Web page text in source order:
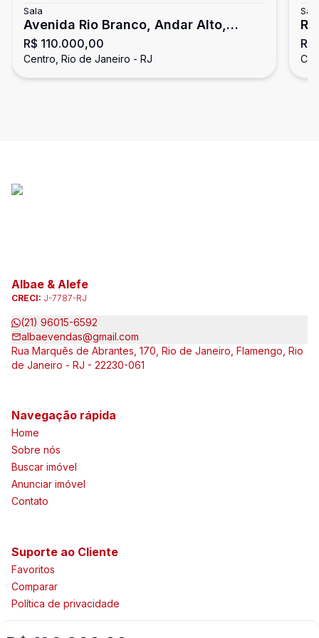
Sala
Avenida Rio Branco, Andar Alto,
Reformado Carioca
R$ 110.000,00
Centro, Rio de Janeiro - RJ
Sala
Albae & Alefe
CRECI: J-7787-RJ
(21) 96015-6592
albaevendas@gmail.com
Rua Marquês de Abrantes, 170, Rio de Janeiro, Flamengo, Rio
de Janeiro - RJ - 22230-061
Navegação rápida
Home
Sobre nós
Buscar imóvel
Anunciar imóvel
Contato
Suporte ao Cliente
Favoritos
Comparar
Política de privacidade